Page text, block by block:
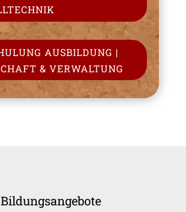
AUSBILDUNG |
& VERWALTUNG
Bildungsangebote